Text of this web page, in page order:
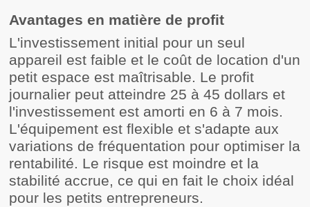
Avantages en matière de profit
L'investissement initial pour un seul
appareil est faible et le coût de location d'un
petit espace est maîtrisable. Le profit
journalier peut atteindre 25 à 45 dollars et
l'investissement est amorti en 6 à 7 mois.
L'équipement est flexible et s'adapte aux
variations de fréquentation pour optimiser la
rentabilité. Le risque est moindre et la
stabilité accrue, ce qui en fait le choix idéal
pour les petits entrepreneurs.